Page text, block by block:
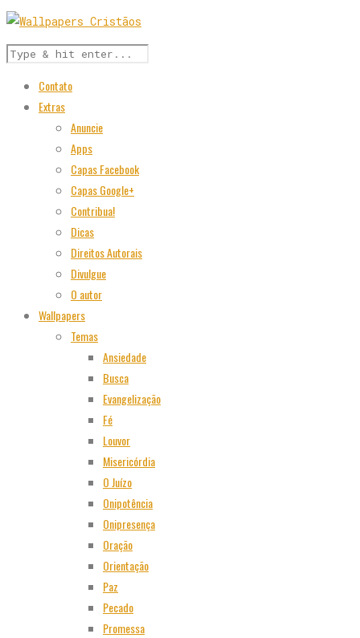
Contato
Extras
Anuncie
Apps
Capas Facebook
Capas Google+
Contribua!
Dicas
Direitos Autorais
Divulgue
O autor
Wallpapers
Temas
Ansiedade
Busca
Evangelização
Fé
Louvor
Misericórdia
O Juízo
Onipotência
Onipresença
Oração
Orientação
Paz
Pecado
Promessa